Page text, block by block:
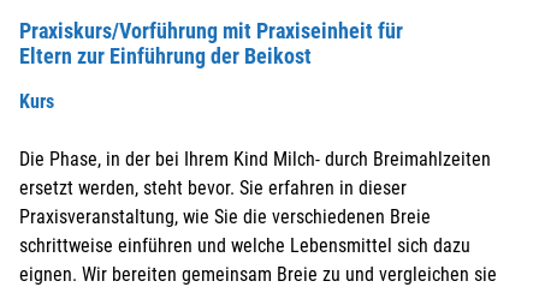
Praxiskurs/Vorführung mit Praxiseinheit für
Eltern zur Einführung der Beikost
Kurs
Die Phase, in der bei Ihrem Kind Milch- durch Breimahlzeiten
ersetzt werden, steht bevor. Sie erfahren in dieser
Praxisveranstaltung, wie Sie die verschiedenen Breie
schrittweise einführen und welche Lebensmittel sich dazu
eignen. Wir bereiten gemeinsam Breie zu und vergleichen sie